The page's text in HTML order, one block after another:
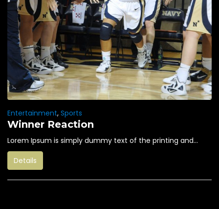
Entertainment, Sports
Winner Reaction
Lorem Ipsum is simply dummy text of the printing and...
Details